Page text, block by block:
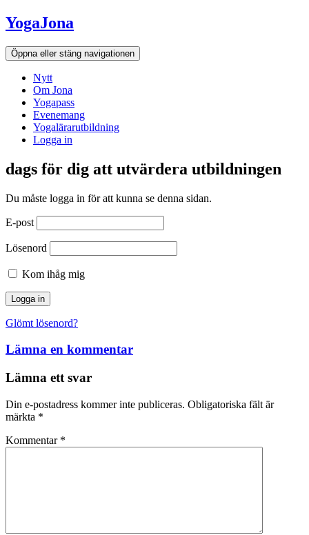
Hoppa
till
innehållet
YogaJona
Öppna eller stäng navigationen
Nytt
Om Jona
Yogapass
Evenemang
Yogalärarutbildning
Logga in
dags för dig att utvärdera utbildningen
Du måste logga in för att kunna se denna sidan.
E-post
Lösenord
Kom ihåg mig
Glömt lösenord?
Lämna en kommentar
Lämna ett svar
Din e-postadress kommer inte publiceras. Obligatoriska fält är
märkta *
Kommentar *